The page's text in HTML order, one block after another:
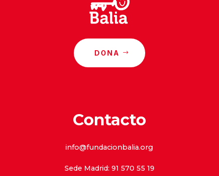
DONA
Contacto
info@fundacionbalia.org
Sede Madrid: 91 570 55 19